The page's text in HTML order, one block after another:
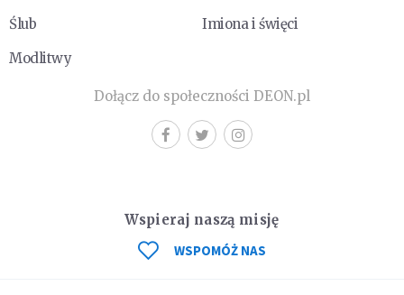
Ślub
Imiona i święci
Modlitwy
Dołącz do społeczności DEON.pl
Wspieraj naszą misję
WSPOMÓŻ NAS